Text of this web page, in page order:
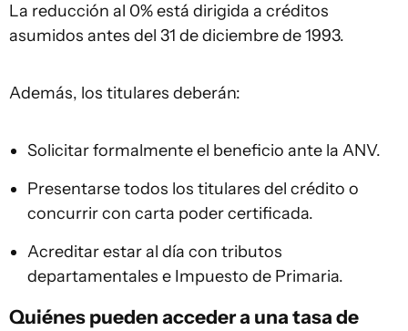
La reducción al 0% está dirigida a créditos
asumidos antes del 31 de diciembre de 1993.
Además, los titulares deberán:
Solicitar formalmente el beneficio ante la ANV.
Presentarse todos los titulares del crédito o
concurrir con carta poder certificada.
Acreditar estar al día con tributos
departamentales e Impuesto de Primaria.
Quiénes pueden acceder a una tasa de